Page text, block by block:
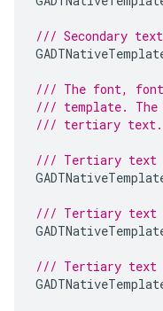
/// Secondary
/// The font,
/// template.
/// tertiary
/// Tertiary
/// Tertiary
/// Tertiary